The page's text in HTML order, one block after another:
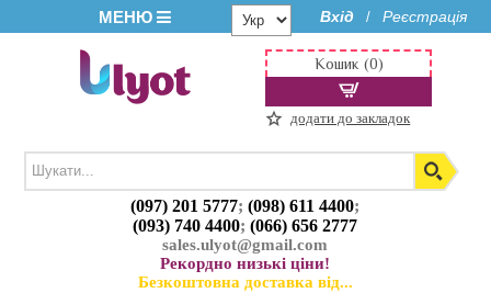
МЕНЮ Вхід / Реєстрація
(097) 201 5777;(098) 611 4400;
(093) 740 4400;(066) 656 2777
sales.ulyot@gmail.com
Рекордно низькі ціни!
Безкоштовна доставка від...
Кошик (0)
додати до закладок